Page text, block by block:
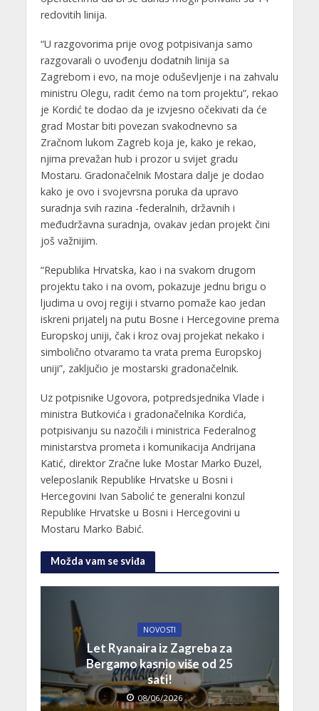
redovitih linija.
“U razgovorima prije ovog potpisivanja samo
razgovarali o uvođenju dodatnih linija sa
Zagrebom i evo, na moje oduševljenje i na zahvalu
ministru Olegu, radit ćemo na tom projektu”, rekao
je Kordić te dodao da je izvjesno očekivati da će
grad Mostar biti povezan svakodnevno sa
Zračnom lukom Zagreb koja je, kako je rekao,
njima prevažan hub i prozor u svijet gradu
Mostaru. Gradonačelnik Mostara dalje je dodao
kako je ovo i svojevrsna poruka da upravo
suradnja svih razina -federalnih, državnih i
međudržavna suradnja, ovakav jedan projekt čini
još važnijim.
“Republika Hrvatska, kao i na svakom drugom
projektu tako i na ovom, pokazuje jednu brigu o
ljudima u ovoj regiji i stvarno pomaže kao jedan
iskreni prijatelj na putu Bosne i Hercegovine prema
Europskoj uniji, čak i kroz ovaj projekat nekako i
simbolično otvaramo ta vrata prema Europskoj
uniji”, zaključio je mostarski gradonačelnik.
Uz potpisnike Ugovora, potpredsjednika Vlade i
ministra Butkovića i gradonačelnika Kordića,
potpisivanju su nazočili i ministrica Federalnog
ministarstva prometa i komunikacija Andrijana
Katić, direktor Zračne luke Mostar Marko Đuzel,
veleposlanik Republike Hrvatske u Bosni i
Hercegovini Ivan Sabolić te generalni konzul
Republike Hrvatske u Bosni i Hercegovini u
Mostaru Marko Babić.
Možda vam se sviđa
NOVOSTI
Let Ryanaira iz Zagreba za
Bergamo kasnio više od 25
sati!
08/06/2026